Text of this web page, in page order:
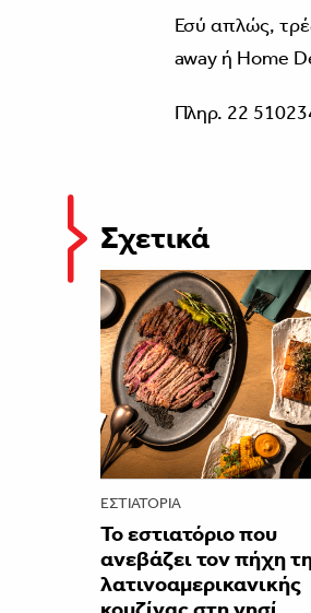
Εσύ απλώς,
away ή Home
Πληρ. 22
Σχετικά
ΕΣΤΙΑΤΌΡΙΑ
Το εστιατόριο που
ανεβάζει τον πήχη
λατινοαμερικανικής